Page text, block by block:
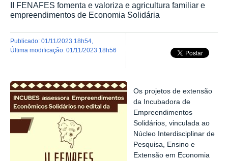
II FENAFES fomenta e valoriza e agricultura familiar e
empreendimentos de Economia Solidária
publicado: 01/11/2023 18h54
última modificação: 01/11/2023 18h56
Os projetos de extensão
da Incubadora de
Empreendimentos
Solidários, vinculada ao
Núcleo Interdisciplinar de
Pesquisa, Ensino e
Extensão em Economia